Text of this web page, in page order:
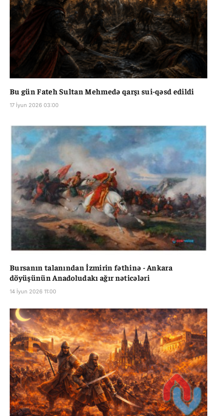
Bu gün Fateh Sultan Mehmedə qarşı sui-qəsd edildi
17 İyun 2026 03:00
Bursanın talanından İzmirin fəthinə - Ankara
döyüşünün Anadoludakı ağır nəticələri
14 İyun 2026 11:00